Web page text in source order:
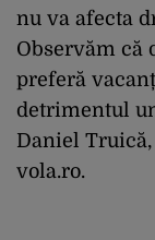
nu va afecta
Observăm
preferă
detrimentul
Daniel
vola.ro.